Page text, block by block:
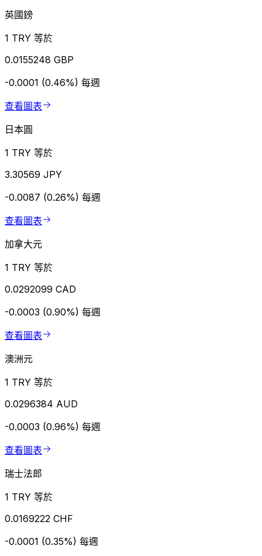
英國鎊
1 TRY 等於
0.0155248 GBP
-0.0001 (0.46%) 每週
查看圖表
日本圓
1 TRY 等於
3.30569 JPY
-0.0087 (0.26%) 每週
查看圖表
加拿大元
1 TRY 等於
0.0292099 CAD
-0.0003 (0.90%) 每週
查看圖表
澳洲元
1 TRY 等於
0.0296384 AUD
-0.0003 (0.96%) 每週
查看圖表
瑞士法郎
1 TRY 等於
0.0169222 CHF
-0.0001 (0.35%) 每週